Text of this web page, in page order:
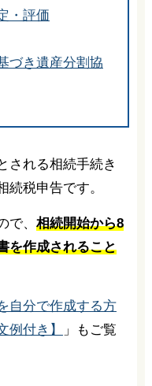
・評価
づき遺産分割協
される相続手続き
税申告です。
で、 相続開始から8
を作成されること
自分で作成する方
例付き】
」もご覧